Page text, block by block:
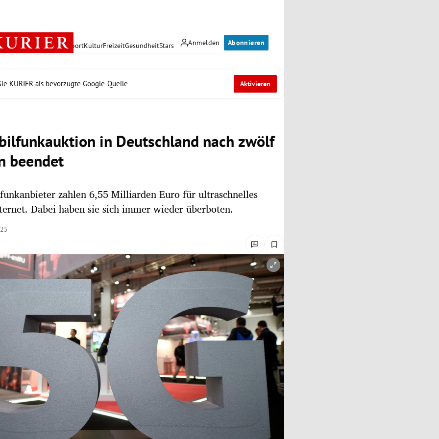
Anmelden Abonnieren
PolitikWirtschaft SportKulturFreizeitGesundheitStars
KURIER als bevorzugte Google-Quelle Aktivieren
in Deutschland nach zwölf
beendet
zahlen 6,55 Milliarden Euro für ultraschnelles
Dabei haben sie sich immer wieder überboten.
öffnen/schließen